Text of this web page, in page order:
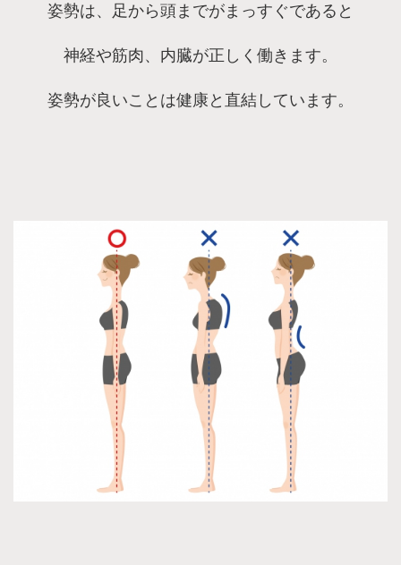
姿勢は、足から頭までがまっすぐであると
神経や筋肉、内臓が正しく働きます。
姿勢が良いことは健康と直結しています。